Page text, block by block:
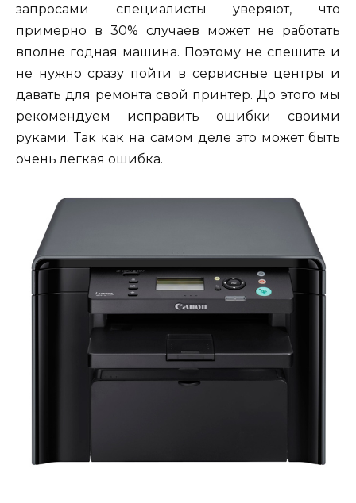
запросами специалисты уверяют, что
примерно в 30% случаев может не работать
вполне годная машина. Поэтому не спешите и
не нужно сразу пойти в сервисные центры и
давать для ремонта свой принтер. До этого мы
рекомендуем исправить ошибки своими
руками. Так как на самом деле это может быть
очень легкая ошибка.